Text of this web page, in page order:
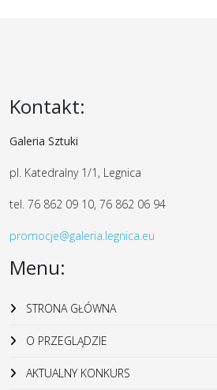
Kontakt:
Galeria Sztuki
pl. Katedralny 1/1, Legnica
tel. 76 862 09 10, 76 862 06 94
promocje@galeria.legnica.eu
Menu:
STRONA GŁÓWNA
O PRZEGLĄDZIE
AKTUALNY KONKURS